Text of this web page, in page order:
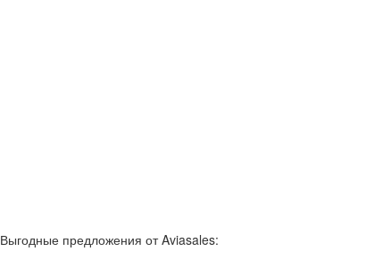
Выгодные предложения от Aviasales: